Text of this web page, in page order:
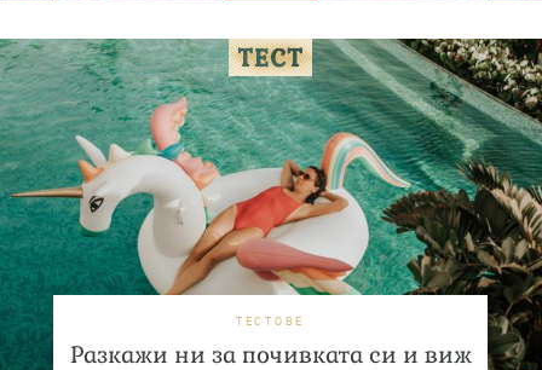
ТЕСТОВЕ
Разкажи ни за почивката си и виж